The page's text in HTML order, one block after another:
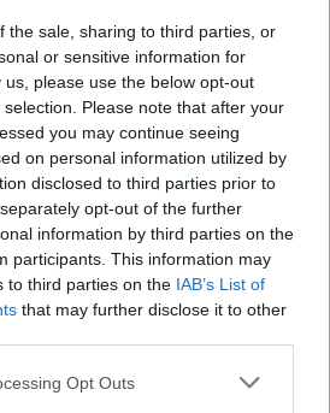
the sale, sharing to third parties, or
or sensitive information for
please use the below opt-out
Please note that after your
you may continue seeing
on personal information utilized by
disclosed to third parties prior to
opt-out of the further
information by third parties on the
participants. This information may
to third parties on the IAB’s List of
that may further disclose it to other
app uses one or more Google
Opt Outs
milyen színű az
attól lesz legitim,
mindenki elégedetlen
is, amely szűkíti a nők